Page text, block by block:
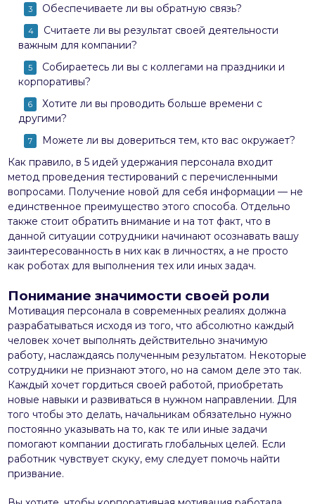
Обеспечиваете ли вы обратную связь?
Считаете ли вы результат своей деятельности
важным для компании?
Собираетесь ли вы с коллегами на праздники и
корпоративы?
Хотите ли вы проводить больше времени с
другими?
Можете ли вы довериться тем, кто вас окружает?
Как правило, в 5 идей удержания персонала входит
метод проведения тестирований с перечисленными
вопросами. Получение новой для себя информации — не
единственное преимущество этого способа. Отдельно
также стоит обратить внимание и на тот факт, что в
данной ситуации сотрудники начинают осознавать вашу
заинтересованность в них как в личностях, а не просто
как роботах для выполнения тех или иных задач.
Понимание значимости своей роли
Мотивация персонала в современных реалиях должна
разрабатываться исходя из того, что абсолютно каждый
человек хочет выполнять действительно значимую
работу, наслаждаясь полученным результатом. Некоторые
сотрудники не признают этого, но на самом деле это так.
Каждый хочет гордиться своей работой, приобретать
новые навыки и развиваться в нужном направлении. Для
того чтобы это делать, начальникам обязательно нужно
постоянно указывать на то, как те или иные задачи
помогают компании достигать глобальных целей. Если
работник чувствует скуку, ему следует помочь найти
призвание.